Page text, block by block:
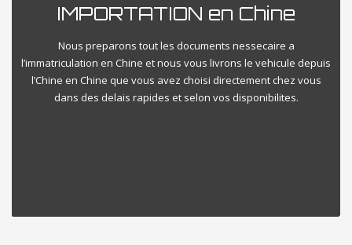
IMPORTATION en Chine
Nous preparons tout les documents nessecaire a
l’immatriculation en Chine et nous vous livrons le vehicule depuis
l’Chine en Chine que vous avez choisi directement chez vous
dans des delais rapides et selon vos disponibilites.